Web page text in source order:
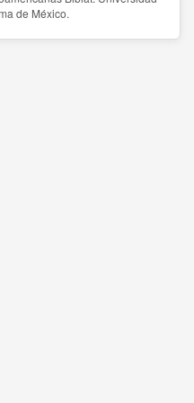
de México.